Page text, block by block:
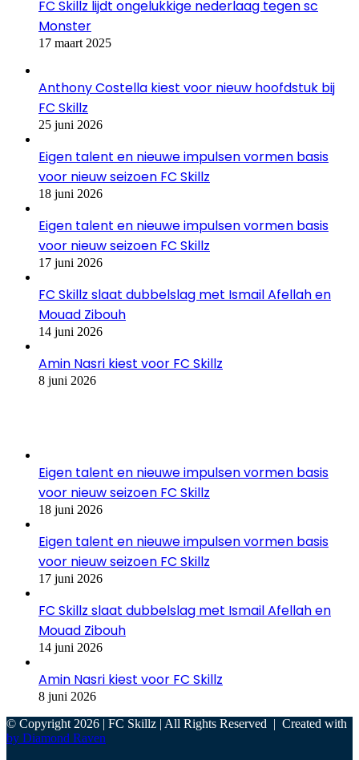
FC Skillz lijdt ongelukkige nederlaag tegen sc
Monster
17 maart 2025
Anthony Costella kiest voor nieuw hoofdstuk bij
FC Skillz
25 juni 2026
Eigen talent en nieuwe impulsen vormen basis
voor nieuw seizoen FC Skillz
18 juni 2026
Eigen talent en nieuwe impulsen vormen basis
voor nieuw seizoen FC Skillz
17 juni 2026
FC Skillz slaat dubbelslag met Ismail Afellah en
Mouad Zibouh
14 juni 2026
Amin Nasri kiest voor FC Skillz
8 juni 2026
Eigen talent en nieuwe impulsen vormen basis
voor nieuw seizoen FC Skillz
18 juni 2026
Eigen talent en nieuwe impulsen vormen basis
voor nieuw seizoen FC Skillz
17 juni 2026
FC Skillz slaat dubbelslag met Ismail Afellah en
Mouad Zibouh
14 juni 2026
Amin Nasri kiest voor FC Skillz
8 juni 2026
© Copyright 2026 | FC Skillz | All Rights Reserved | Created with
by Diamond Raven